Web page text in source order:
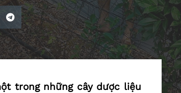
trong những cây dược liệu